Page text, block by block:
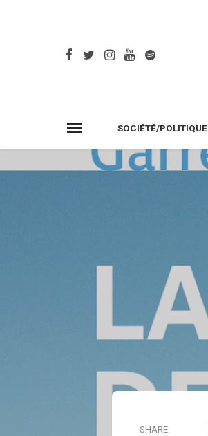
SOCIÉTÉ/POLITIQUE
SHARE